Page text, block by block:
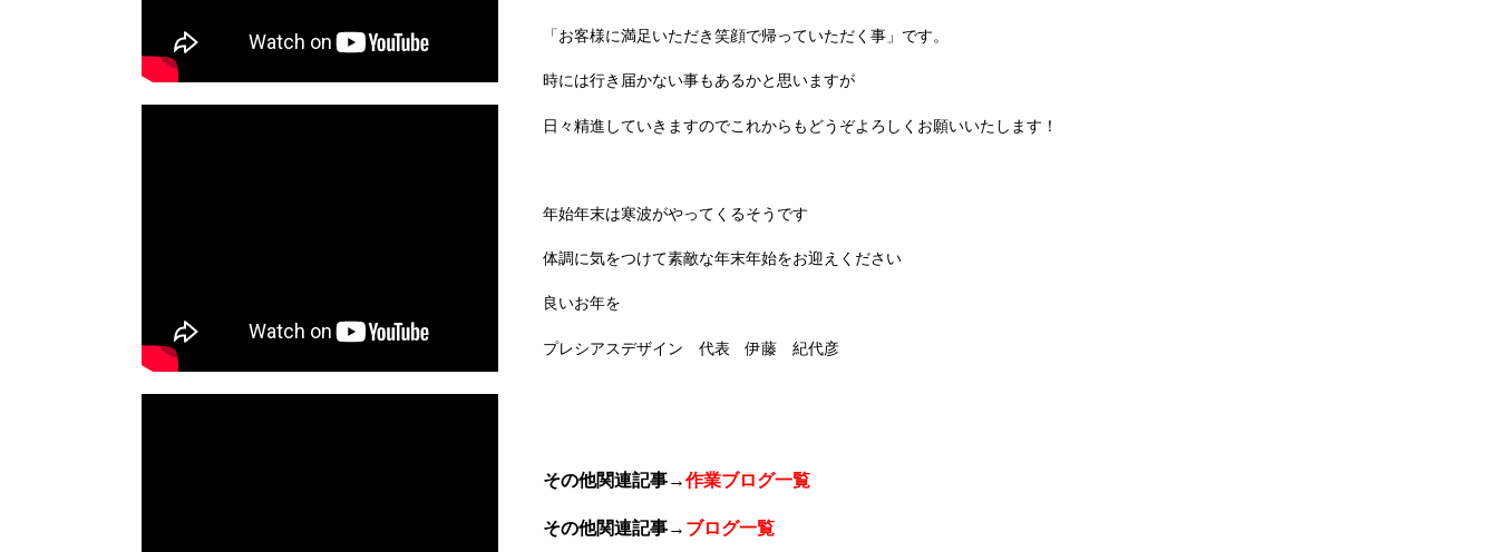
「お客様に満足いただき笑顔で帰っていただく事」です。
時には行き届かない事もあるかと思いますが
日々精進していきますのでこれからもどうぞよろしくお願いいたします！
年始年末は寒波がやってくるそうです
体調に気をつけて素敵な年末年始をお迎えください
良いお年を
プレシアスデザイン 代表 伊藤 紀代彦
その他関連記事→作業ブログ一覧
その他関連記事→ ブログ一覧